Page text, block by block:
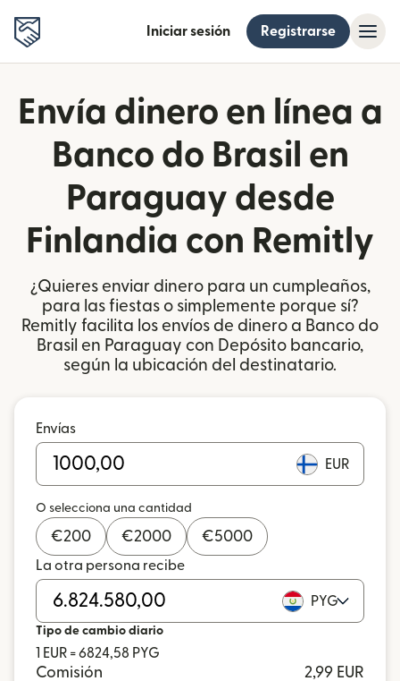
Iniciar sesión Registrarse
Envía dinero en línea a
Banco do Brasil en
Paraguay desde
Finlandia con Remitly
¿Quieres enviar dinero para un cumpleaños,
para las fiestas o simplemente porque sí?
Remitly facilita los envíos de dinero a Banco do
Brasil en Paraguay con Depósito bancario,
según la ubicación del destinatario.
Envías
EUR
O selecciona una cantidad
€200 €2000 €5000
La otra persona recibe
PYG
Tipo de cambio diario
1 EUR = 6824,58 PYG
Comisión
2,99 EUR